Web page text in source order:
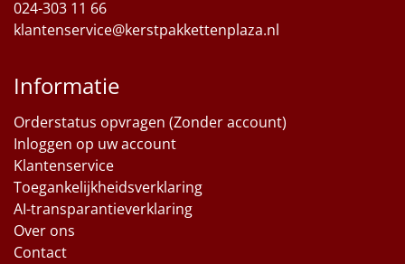
024-303 11 66
klantenservice@kerstpakkettenplaza.nl
Informatie
Orderstatus opvragen (Zonder account)
Inloggen op uw account
Klantenservice
Toegankelijkheidsverklaring
AI-transparantieverklaring
Over ons
Contact